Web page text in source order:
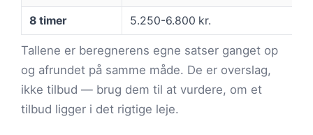
8 timer 5.250-6.800 kr.
Tallene er beregnerens egne satser ganget op
og afrundet på samme måde. De er overslag,
ikke tilbud — brug dem til at vurdere, om et
tilbud ligger i det rigtige leje.